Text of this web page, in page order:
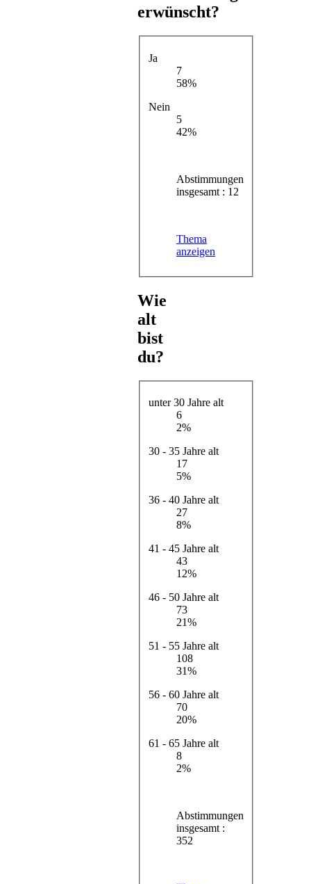
erwünscht?
Ja
7
58%
Nein
5
42%
Abstimmungen
insgesamt : 12
Thema
anzeigen
Wie
alt
bist
du?
unter 30 Jahre alt
6
2%
30 - 35 Jahre alt
17
5%
36 - 40 Jahre alt
27
8%
41 - 45 Jahre alt
43
12%
46 - 50 Jahre alt
73
21%
51 - 55 Jahre alt
108
31%
56 - 60 Jahre alt
70
20%
61 - 65 Jahre alt
8
2%
Abstimmungen
insgesamt :
352